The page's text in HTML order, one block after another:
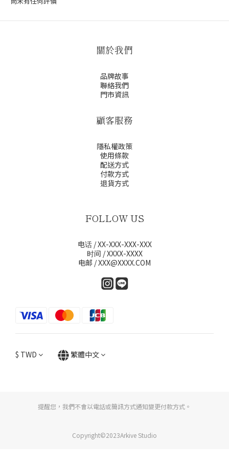
關於我們
品牌故事
聯絡我們
門市資訊
顧客服務
隱私權政策
使用條款
配送方式
付款方式
退貨方式
FOLLOW US
电话 / XX-XXX-XXX-XXX
时间 / XXXX-XXXX
电邮 / XXX@XXXX.COM
$ TWD 繁體中文
提醒您，我們不會以電話或簡訊方式通知變更付款方式。
Copyright©2023Arkive Studio